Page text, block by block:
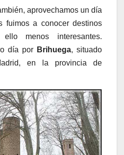
aprovechamos un día
fuimos a conocer destinos
menos interesantes.
día por Brihuega, situado
en la provincia de